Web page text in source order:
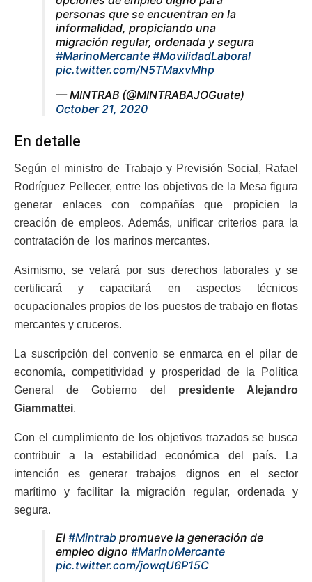
personas que se encuentran en la
informalidad, propiciando una
migración regular, ordenada y segura
#MarinoMercante #MovilidadLaboral
pic.twitter.com/N5TMaxvMhp
— MINTRAB (@MINTRABAJOGuate)
October 21, 2020
En detalle
Según el ministro de Trabajo y Previsión Social, Rafael
Rodríguez Pellecer, entre los objetivos de la Mesa figura
generar enlaces con compañías que propicien la
creación de empleos. Además, unificar criterios para la
contratación de los marinos mercantes.
Asimismo, se velará por sus derechos laborales y se
certificará y capacitará en aspectos técnicos
ocupacionales propios de los puestos de trabajo en flotas
mercantes y cruceros.
La suscripción del convenio se enmarca en el pilar de
economía, competitividad y prosperidad de la Política
General de Gobierno del presidente Alejandro
Giammattei.
Con el cumplimiento de los objetivos trazados se busca
contribuir a la estabilidad económica del país. La
intención es generar trabajos dignos en el sector
marítimo y facilitar la migración regular, ordenada y
segura.
El #Mintrab promueve la generación de
empleo digno #MarinoMercante
pic.twitter.com/jowqU6P15C